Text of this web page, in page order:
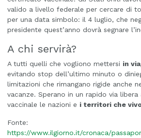
valido a livello federale per cercare di
per una data simbolo: il 4 luglio, che
presidente quest’anno dovrà segnare
A chi servirà?
A tutti quelli che vogliono mettersi in
evitando stop dell’ultimo minuto o
limitazioni che rimangano rigide anche
vacanze. Sperano in un rapido via
vaccinale le nazioni e i territori che
Fonte:
https://www.ilgiorno.it/cronaca/